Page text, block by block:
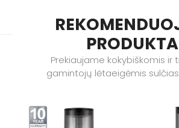
Prekiaujame kokybiškomis ir
gamintojų lėtaeigėmis